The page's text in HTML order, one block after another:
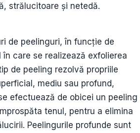
strălucitoare și netedă.
de peelinguri, în funcție de
care se realizează exfolierea
de peeling rezolvă propriile
mediu sau profund,
efectuează de obicei un peeling
tenul, pentru a elimina
Peelingurile profunde sunt